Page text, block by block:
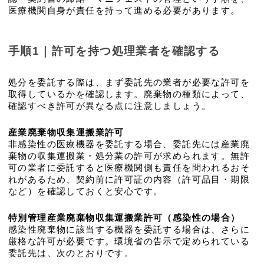
医療機関自身が責任を持って進める必要があります。
手順1｜許可を持つ処理業者を確認する
処分を委託する際は、まず委託先の業者が必要な許可を
取得しているかを確認します。廃棄物の種類によって、
確認すべき許可が異なる点に注意しましょう。
産業廃棄物収集運搬業許可
非感染性の医療機器を委託する場合、委託先には産業廃
棄物の収集運搬業・処分業の許可が求められます。無許
可の業者に委託すると医療機関側も責任を問われるおそ
れがあるため、契約前に許可証の内容（許可品目・期限
など）を確認しておくと安心です。
特別管理産業廃棄物収集運搬業許可（感染性の場合）
感染性廃棄物に該当する機器を委託する場合は、さらに
厳格な許可が必要です。環境省の告示で定められている
委託先は、次のとおりです。